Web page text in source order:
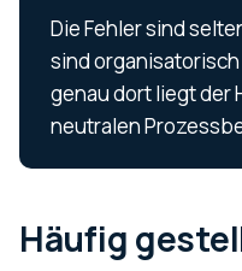
Die Fehler sind
sind
genau dort liegt der
neutralen
Häufig